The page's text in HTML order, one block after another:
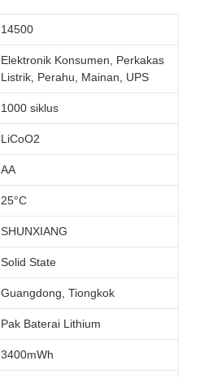
14500
Elektronik Konsumen, Perkakas
Listrik, Perahu, Mainan, UPS
1000 siklus
LiCoO2
AA
25°C
SHUNXIANG
Solid State
Guangdong, Tiongkok
Pak Baterai Lithium
3400mWh